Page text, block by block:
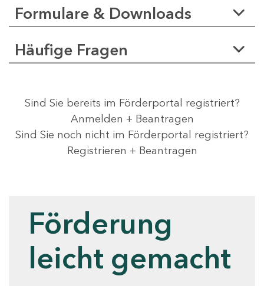
Formulare & Downloads
Häufige Fragen
Sind Sie bereits im Förderportal registriert?
Anmelden + Beantragen
Sind Sie noch nicht im Förderportal registriert?
Registrieren + Beantragen
Förderung
leicht gemacht